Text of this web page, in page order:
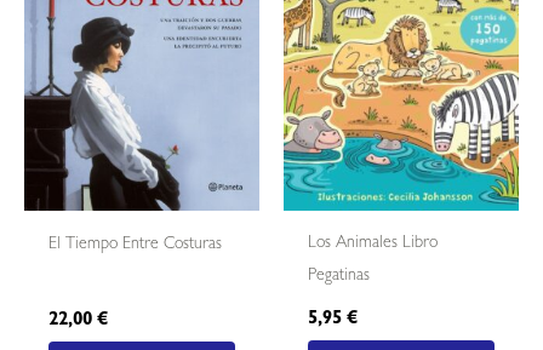
El Tiempo Entre Costuras
22,00€
Los Animales Libro
Pegatinas
5,95€